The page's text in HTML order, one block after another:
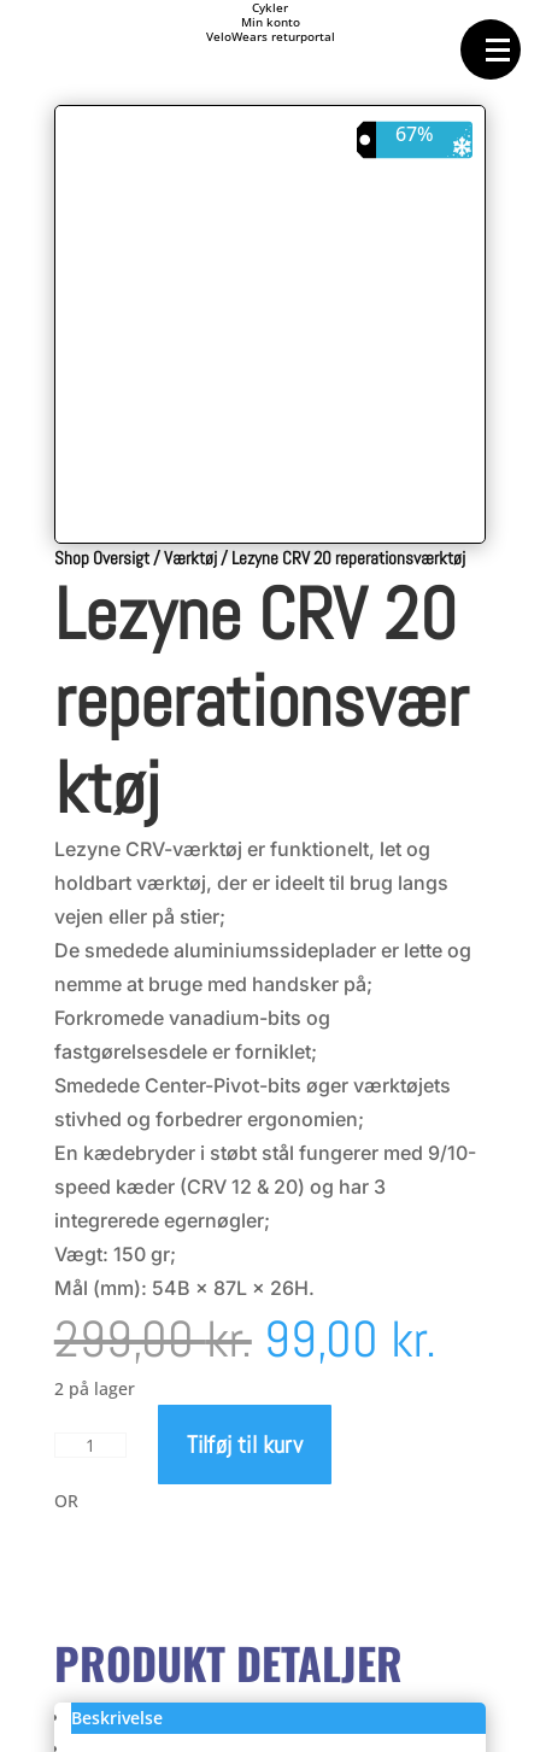
Geargrupper
Cykler
Min konto
VeloWears returportal
67%
Shop Oversigt/Værktøj/Lezyne CRV 20 reperationsværktøj
Lezyne CRV 20
reperationsvær
ktøj
Lezyne CRV-værktøj er funktionelt, let og
holdbart værktøj, der er ideelt til brug langs
vejen eller på stier;
De smedede aluminiumssideplader er lette og
nemme at bruge med handsker på;
Forkromede vanadium-bits og
fastgørelsesdele er forniklet;
Smedede Center-Pivot-bits øger værktøjets
stivhed og forbedrer ergonomien;
En kædebryder i støbt stål fungerer med 9/10-
speed kæder (CRV 12 & 20) og har 3
integrerede egernøgler;
Vægt: 150 gr;
Mål (mm): 54B × 87L × 26H.
299,00kr. Den
oprindelige
pris
99,00 kr.
2 på lager
Lezyne
20
Tilføj til kurv
OR
PRODUKT DETALJER
Beskrivelse